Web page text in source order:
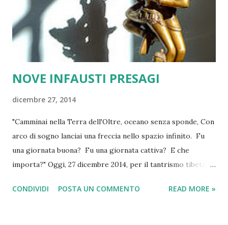
NOVE INFAUSTI PRESAGI
dicembre 27, 2014
"Camminai nella Terra dell'Oltre, oceano senza sponde, Con
arco di sogno lanciai una freccia nello spazio infinito. Fu
una giornata buona? Fu una giornata cattiva? E che
importa?" Oggi, 27 dicembre 2014, per il tantrismo tibetano
Inutile fare riti, inutile invocare la Dea o la buona sorte.
CONDIVIDI POSTA UN COMMENTO READ MORE »